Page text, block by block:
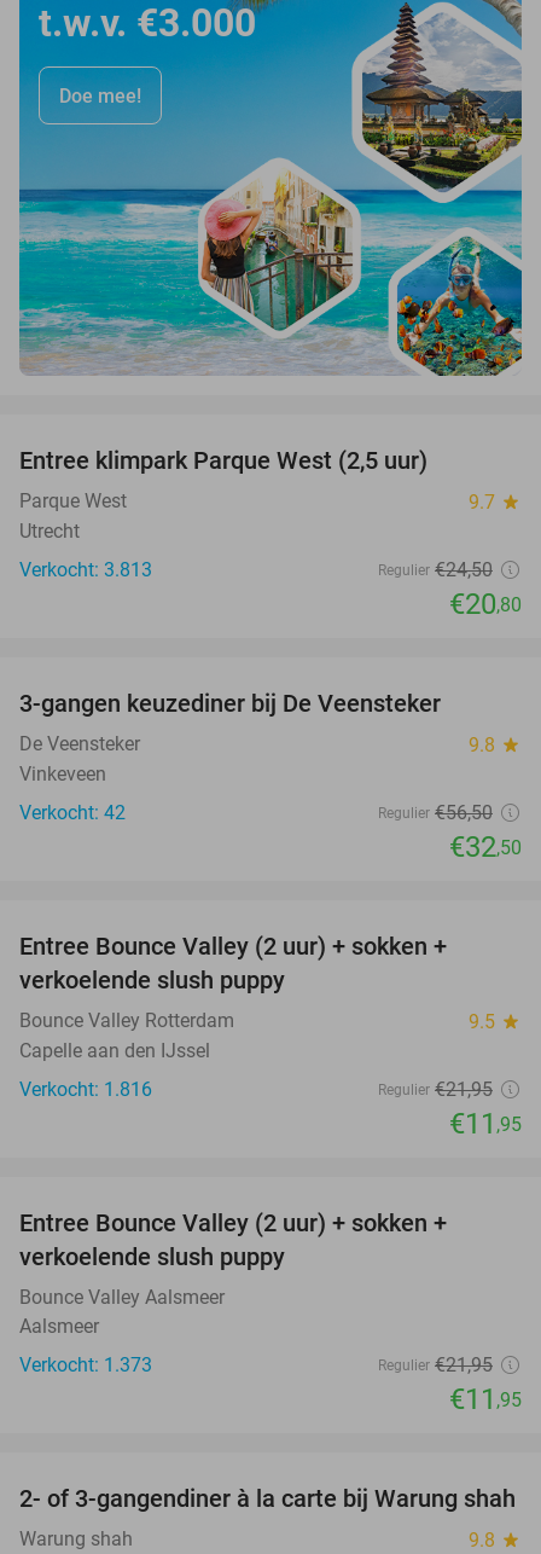
t.w.v. €3.000
Doe mee!
Entree klimpark Parque West (2,5 uur)
Parque West 9.7 star
Utrecht
Verkocht: 3.813
Regulier €24,50
€20,80
3-gangen keuzediner bij De Veensteker
De Veensteker 9.8 star
Vinkeveen
Verkocht: 42
Regulier €56,50
€32,50
Entree Bounce Valley (2 uur) + sokken +
verkoelende slush puppy
Bounce Valley Rotterdam 9.5 star
Capelle aan den IJssel
Verkocht: 1.816
Regulier €21,95
€11 ,95
Entree Bounce Valley (2 uur) + sokken +
verkoelende slush puppy
Bounce Valley Aalsmeer
Aalsmeer
Verkocht: 1.373
Regulier €21,95
€11 ,95
30%
2- of 3-gangendiner à la carte bij Warung shah
Warung shah 9.8 star